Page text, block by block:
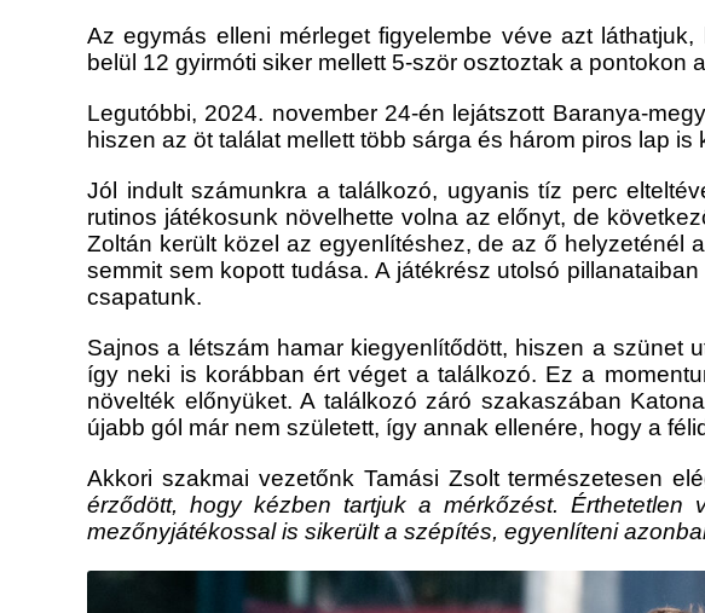
Az egymás elleni mérleget figyelembe véve azt
belül 12 gyirmóti siker mellett 5-ször osztoztak a
Legutóbbi, 2024. november 24-én lejátszott Baranya-
hiszen az öt találat mellett több sárga és három piros lap is
Jól indult számunkra a találkozó, ugyanis tíz perc
rutinos játékosunk növelhette volna az előnyt, de
Zoltán került közel az egyenlítéshez, de az ő helyzeténél
semmit sem kopott tudása. A játékrész utolsó
csapatunk.
Sajnos a létszám hamar kiegyenlítődött, hiszen a szünet
így neki is korábban ért véget a találkozó. Ez a
növelték előnyüket. A találkozó záró szakaszában
újabb gól már nem született, így annak ellenére, hogy a
Akkori szakmai vezetőnk Tamási Zsolt természetesen
érződött, hogy kézben tartjuk a mérkőzést.
mezőnyjátékossal is sikerült a szépítés, egyenlíteni